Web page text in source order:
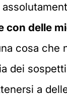
con delle
cosa che
dei
a